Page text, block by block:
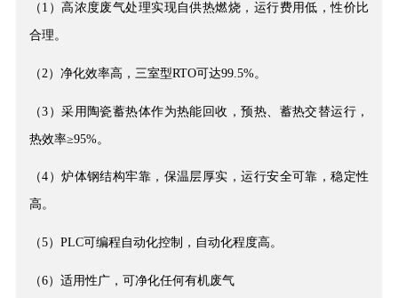
（1）高浓度废气处理实现自供热燃烧，运行费用低，性价比
合理。
（2）净化效率高，三室型RTO可达99.5%。
（3）采用陶瓷蓄热体作为热能回收，预热、蓄热交替运行，
热效率≥95%。
（4）炉体钢结构牢靠，保温层厚实，运行安全可靠，稳定性
高。
（5）PLC可编程自动化控制，自动化程度高。
（6）适用性广，可净化任何有机废气